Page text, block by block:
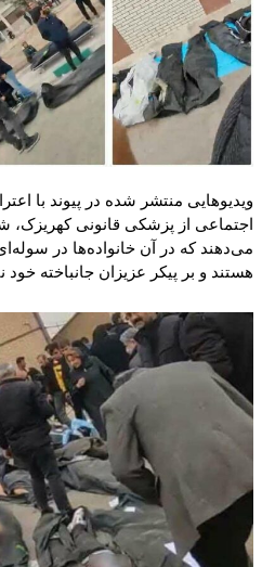
ویدیوهایی منتشر شده در پیوند با
اجتماعی از پزشکی قانونی کهریزک،
می‌دهند که در آن خانواده‌ها در
هستند و بر پیکر عزیزان جانباخته